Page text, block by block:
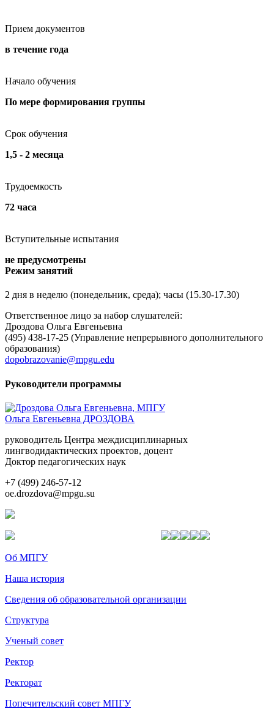
Прием документов
в течение года
Начало обучения
По мере формирования группы
Срок обучения
1,5 - 2 месяца
Трудоемкость
72 часа
Вступительные испытания
не предусмотрены
Режим занятий
2 дня в неделю (понедельник, среда); часы (15.30-17.30)
Ответственное лицо за набор слушателей:
Дроздова Ольга Евгеньевна
(495) 438-17-25 (Управление непрерывного дополнительного
образования)
dopobrazovanie@mpgu.edu
Руководители программы
Ольга Евгеньевна ДРОЗДОВА
руководитель Центра междисциплинарных
лингводидактических проектов, доцент
Доктор педагогических наук
+7 (499) 246-57-12
oe.drozdova@mpgu.su
Об МПГУ
Наша история
Сведения об образовательной организации
Структура
Ученый совет
Ректор
Ректорат
Попечительский совет МПГУ